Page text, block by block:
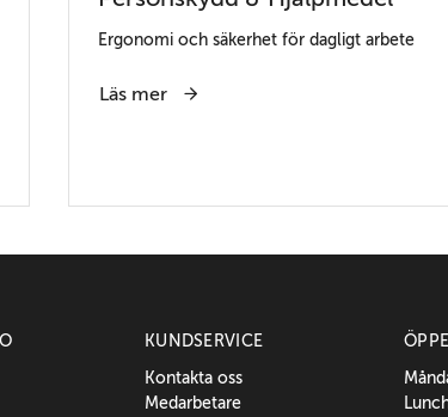
Ergonomi och säkerhet för dagligt arbete
Läs mer
KUNDSERVICE
Kontakta oss
Medarbetare